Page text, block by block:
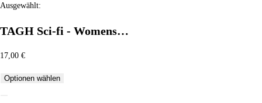
Ausgewählt:
TAGH Sci-fi - Womens…
17,00 €
Optionen wählen